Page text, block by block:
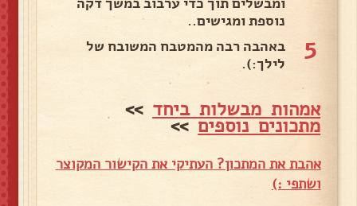
נוספת ומגישים..
5
באהבה רבה מהמטבח המשובח של
לילך:).
אמהות מבשלות ביחד >>
מתכונים נוספים>>
אהבת את המתכון? העתיקי את הקישור המקוצר
ושתפי :)